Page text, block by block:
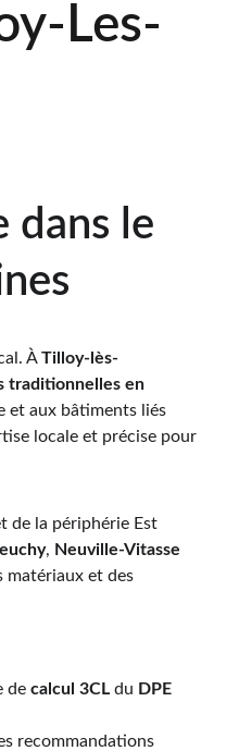
Les-
dans le
À Tilloy-lès-
traditionnelles en
et aux bâtiments liés
locale et précise pour
de la périphérie Est
, Neuville-Vitasse
matériaux et des
de calcul 3CL du DPE
recommandations